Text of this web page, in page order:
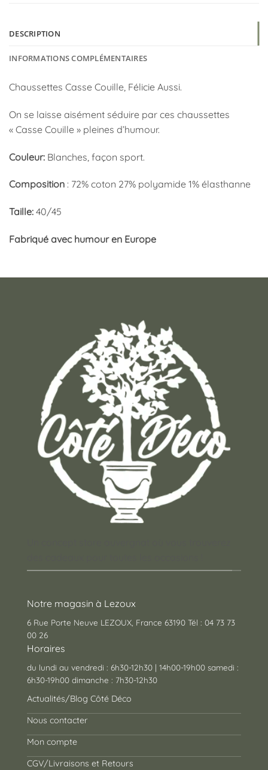
DESCRIPTION
INFORMATIONS COMPLÉMENTAIRES
Chaussettes Casse Couille, Félicie Aussi.
On se laisse aisément séduire par ces chaussettes
« Casse Couille » pleines d’humour.
Couleur: Blanches, façon sport.
Composition : 72% coton 27% polyamide 1% élasthanne
Taille: 40/45
Fabriqué avec humour en Europe
Notre magasin à Lezoux
6 Rue Porte Neuve LEZOUX, France 63190 Tél : 04 73 73
00 26
Horaires
du lundi au vendredi : 6h30-12h30 | 14h00-19h00 samedi :
6h30-19h00 dimanche : 7h30-12h30
Actualités/Blog Côté Déco
Nous contacter
Mon compte
CGV/Livraisons et Retours